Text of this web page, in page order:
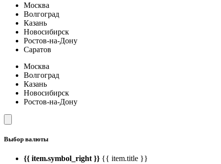
Москва
Волгоград
Казань
Новосибирск
Ростов-на-Дону
Саратов
Москва
Волгоград
Казань
Новосибирск
Ростов-на-Дону
Выбор валюты
{{ item.symbol_right }} {{ item.title }}